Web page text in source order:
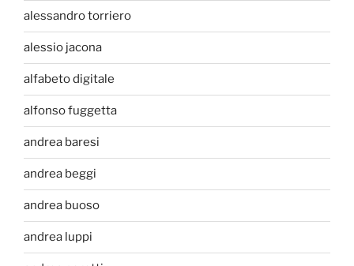
alessandro torriero
alessio jacona
alfabeto digitale
alfonso fuggetta
andrea baresi
andrea beggi
andrea buoso
andrea luppi